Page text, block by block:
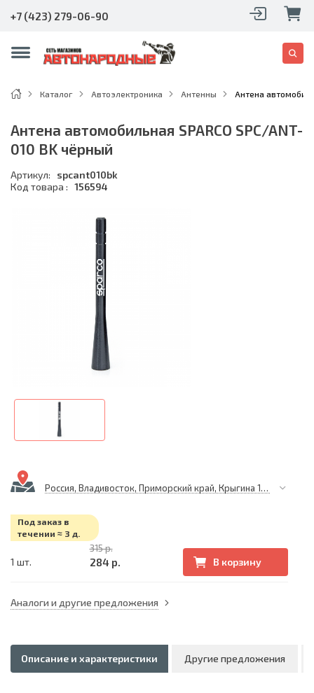
+7 (423) 279-06-90
Каталог Автоэлектроника Антенны Антена
Антена автомобильная SPARCO SPC/ANT-
010 BK чёрный
Артикул:
spcant010bk
Код товара : 156594
Россия, Владивосток, Приморский край, Крыгина 105
Под заказ в
течении ≈ 3 д.
1 шт.
315 р.
284 р. В корзину
Аналоги и другие предложения
Описание и характеристики Другие предложения